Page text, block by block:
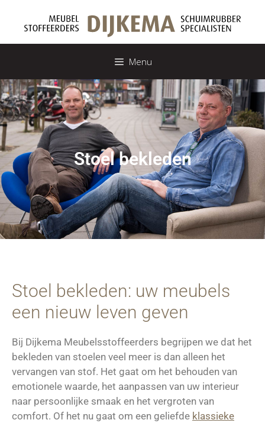
Menu
Stoel bekleden
Stoel bekleden: uw meubels
een nieuw leven geven
Bij Dijkema Meubelsstoffeerders begrijpen we dat het
bekleden van stoelen veel meer is dan alleen het
vervangen van stof. Het gaat om het behouden van
emotionele waarde, het aanpassen van uw interieur
naar persoonlijke smaak en het vergroten van
comfort. Of het nu gaat om een geliefde klassieke